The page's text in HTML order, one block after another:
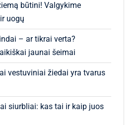
būtini! Valgykime
uogų
– ar tikrai verta?
jaunai šeimai
vestuviniai žiedai yra tvarus
siurbliai: kas tai ir kaip juos